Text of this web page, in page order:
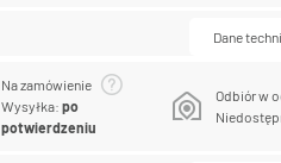
Dane
Na zamówienie
Wysyłka:po
potwierdzeniu
Odbiór w